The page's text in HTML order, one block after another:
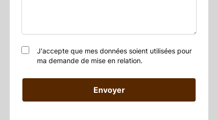
J'accepte que mes données soient utilisées pour
ma demande de mise en relation.
Envoyer